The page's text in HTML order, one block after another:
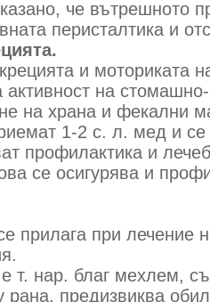
че вътрешното
перисталтика и
и моториката
активност на
на храна и фекални
1-2 с. л. мед и
профилактика и
се осигурява и
прилага при лечение
т. нар. благ мехлем,
предизвиква